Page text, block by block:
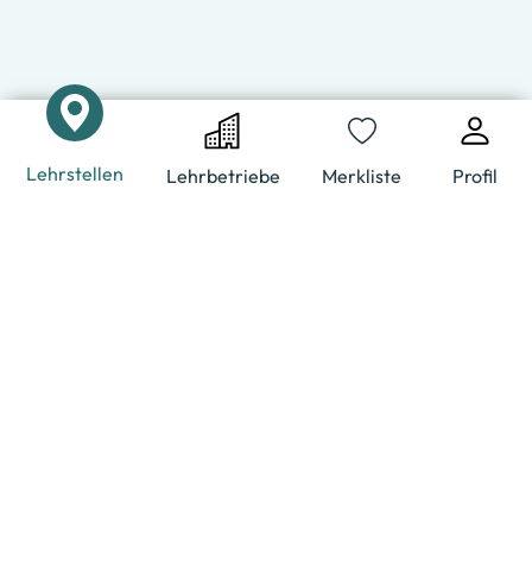
Lehrstellen Lehrbetriebe Merkliste Profil